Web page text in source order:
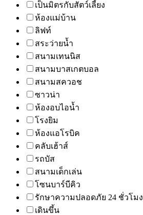
เป็นมิตรกับสัตว์เลี้ยง
ห้องแม่บ้าน
ลิฟท์
สระว่ายน้ำ
สนามเทนนิส
สนามบาสเกตบอล
สนามสควอช
ซาวน่า
ห้องอบไอน้ำ
โรงยิม
ห้องแอโรบิค
คลับเฮ้าส์
รถบัส
สนามเด็กเล่น
โซนบาร์บีคิว
รักษาความปลอดภัย 24 ชั่วโมง
เดินขึ้น